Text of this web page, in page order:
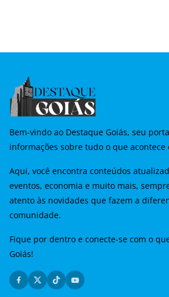
Bem-vindo ao Destaque Goiás, seu
informações sobre tudo o que acontece
Aqui, você encontra conteúdos
eventos, economia e muito mais,
atento às novidades que fazem a
comunidade.
Fique por dentro e conecte-se com o
Goiás!